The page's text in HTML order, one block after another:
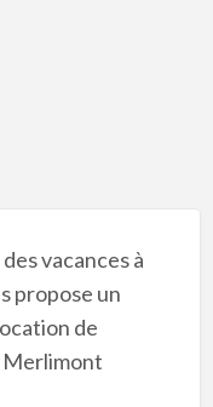
vacances à
propose un
de
Merlimont